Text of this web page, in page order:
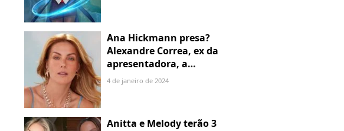
Ana Hickmann presa?
Alexandre Correa, ex da
apresentadora, a
denuncia por alienação
4 de janeiro de 2024
Anitta e Melody terão 3